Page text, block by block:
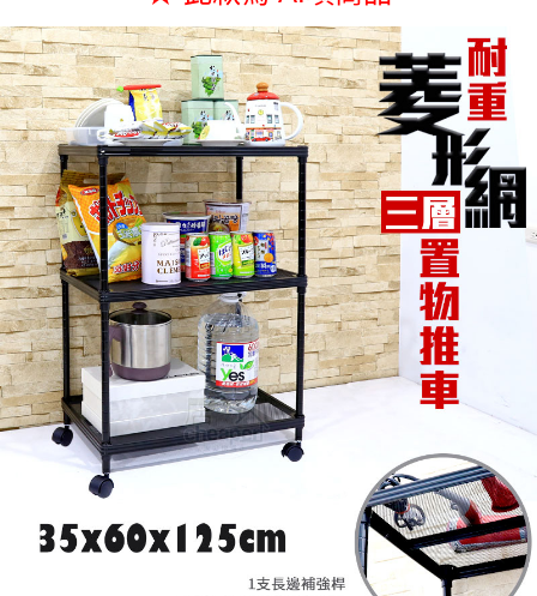
４．使用「AFTEE先享後付」時，將依據個別帳號之用戶狀況，依本公司即
時審查核予不同之上限額度；若仍有額度不足之情形，本公司將視審查結果
請求用戶進行身份認證。
５．嚴禁一人註冊多個帳號或使用他人資訊註冊。若發現惡意使用之情形，
恩沛科技股份有限公司將有權停止該用戶之使用額度並採取法律行動。